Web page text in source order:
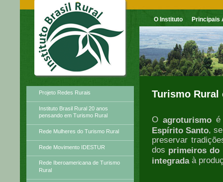
O Instituto Principais
Principais Atividades
Projeto Redes Rurais
Instituto Brasil Rural 20 anos
pensando em Turismo Rural
Rede Mulheres do Turismo Rural
Rede Movimento IDESTUR
Rede Iberoamericana de Turismo
Rural
Turismo Rural
O agroturismoé
Espírito Santo,
preservar
dos primeiros do
integrada à